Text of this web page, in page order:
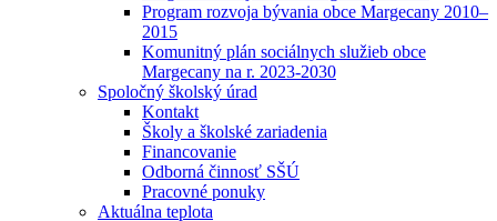
Program rozvoja bývania obce Margecany 2010–
2015
Komunitný plán sociálnych služieb obce
Margecany na r. 2023-2030
Spoločný školský úrad
Kontakt
Školy a školské zariadenia
Financovanie
Odborná činnosť SŠÚ
Pracovné ponuky
Aktuálna teplota